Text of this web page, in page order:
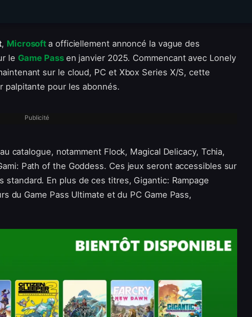
, Microsoft a officiellement annoncé la vague des
le Game Pass en janvier 2025. Commencant avec Lonely
sur le cloud, PC et Xbox Series X/S, cette
palpitante pour les abonnés.
Publicité
catalogue, notamment Flock, Magical Delicacy, Tchia,
Path of the Goddess. Ces jeux seront accessibles sur
standard. En plus de ces titres, Gigantic: Rampage
du Game Pass Ultimate et du PC Game Pass,